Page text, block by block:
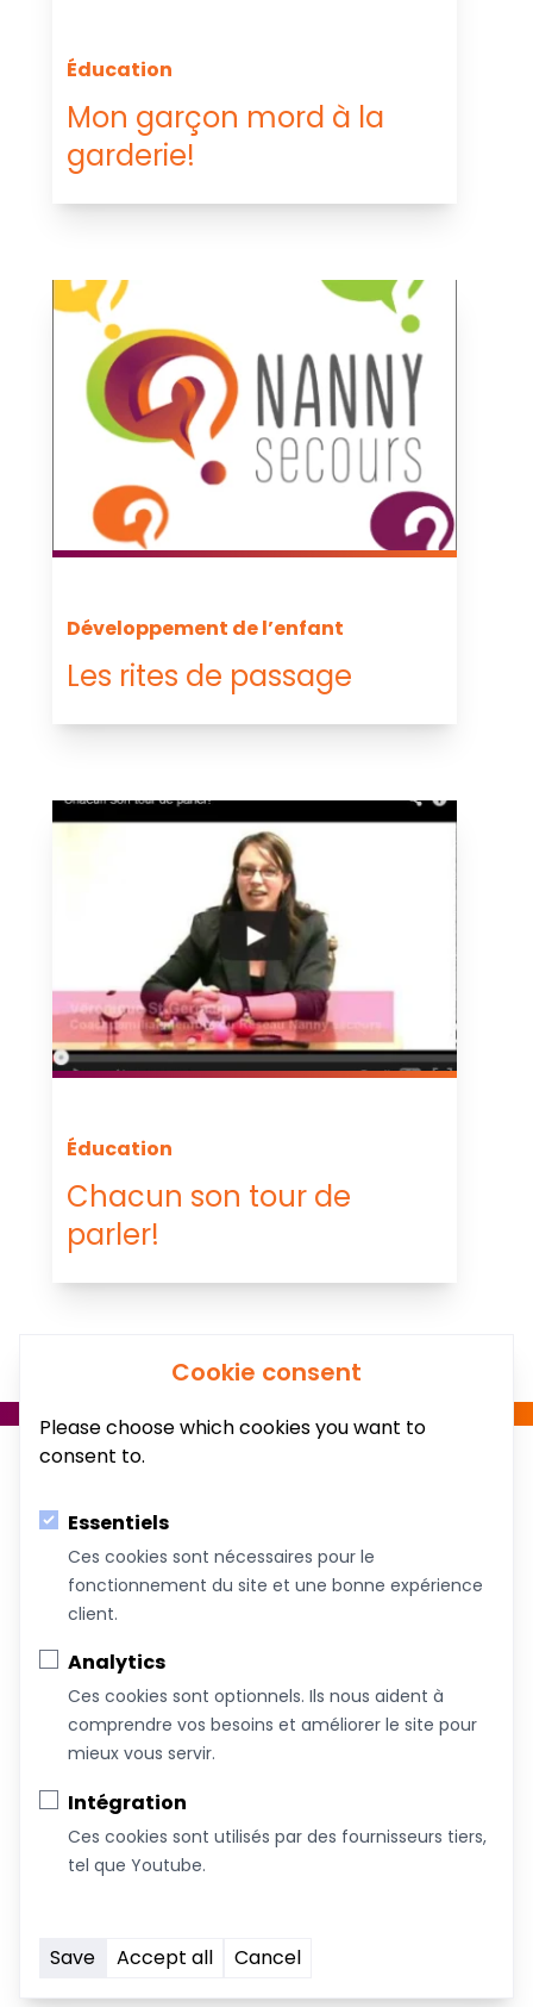
Éducation
Mon garçon mord à la
garderie!
Développement de l’enfant
Les rites de passage
Éducation
Chacun son tour de
parler!
Au service du bien-être de votre famille!
Coachs &
Intervenants
ateliers et
formations
Devenez commanditaire
Cookie consent
Please choose which cookies you want to
consent to.
Essentiels
Ces cookies sont nécessaires pour le
fonctionnement du site et une bonne expérience
client.
Analytics
Ces cookies sont optionnels. Ils nous aident à
comprendre vos besoins et améliorer le site pour
mieux vous servir.
Intégration
Ces cookies sont utilisés par des fournisseurs tiers,
tel que Youtube.
Save Accept all Cancel